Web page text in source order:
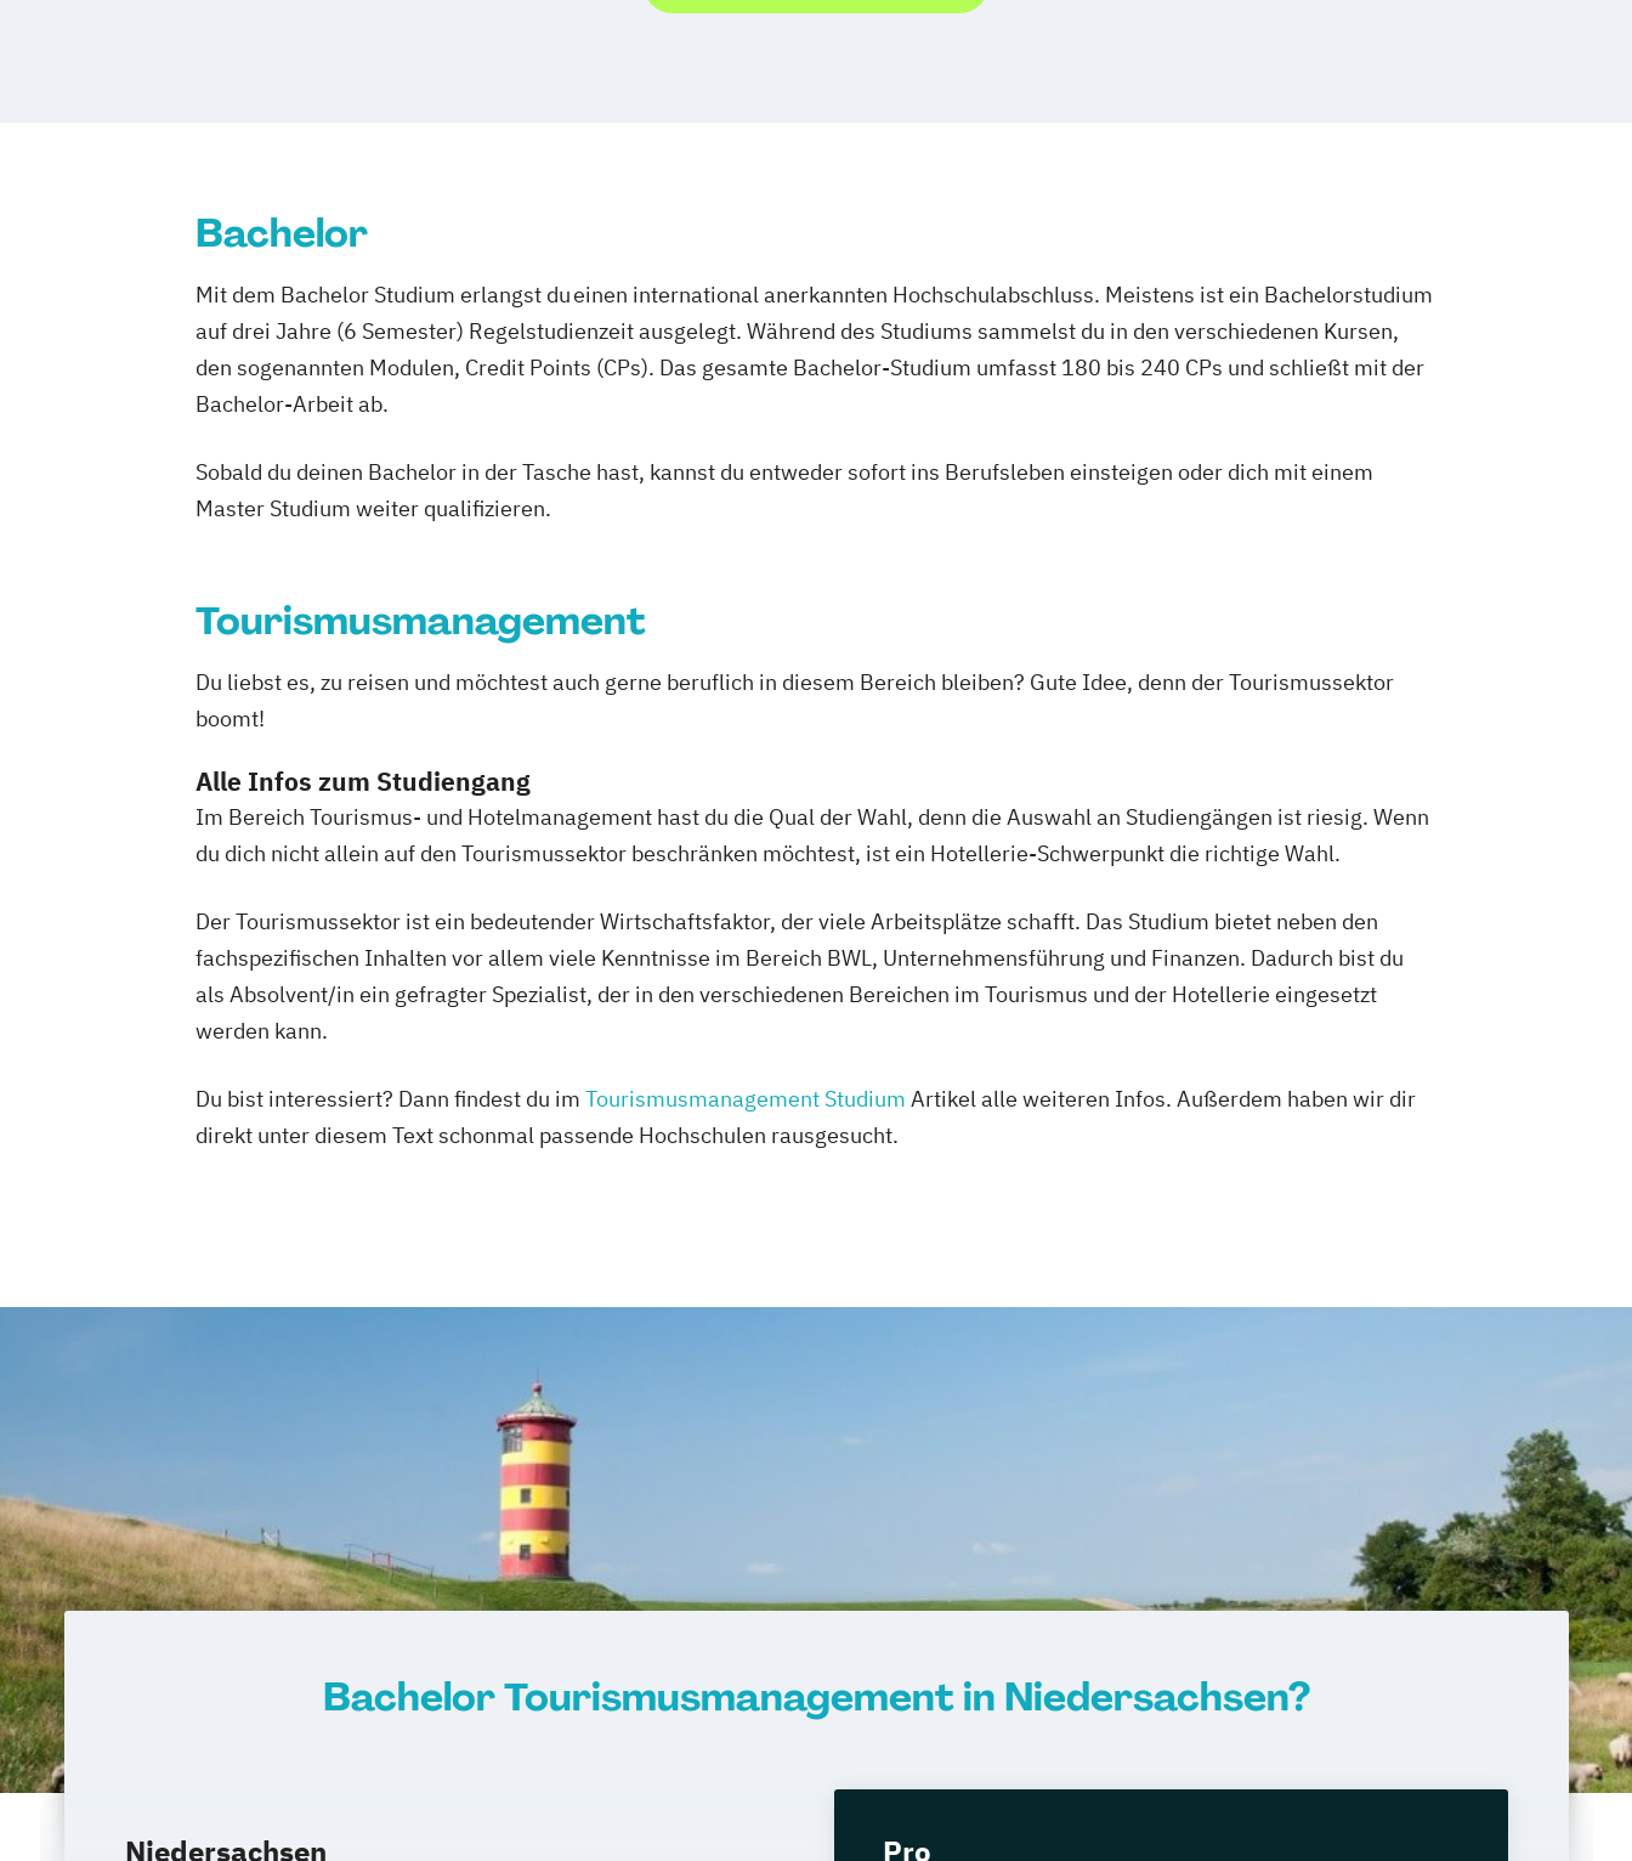
Bachelor
Mit dem Bachelor Studium erlangst du einen international anerkannten Hochschulabschluss. Meistens ist ein Bachelorstudium
auf drei Jahre (6 Semester) Regelstudienzeit ausgelegt. Während des Studiums sammelst du in den verschiedenen Kursen,
den sogenannten Modulen, Credit Points (CPs). Das gesamte Bachelor-Studium umfasst 180 bis 240 CPs und schließt mit der
Bachelor-Arbeit ab.
Sobald du deinen Bachelor in der Tasche hast, kannst du entweder sofort ins Berufsleben einsteigen oder dich mit einem
Master Studium weiter qualifizieren.
Tourismusmanagement
Du liebst es, zu reisen und möchtest auch gerne beruflich in diesem Bereich bleiben? Gute Idee, denn der Tourismussektor
boomt!
Alle Infos zum Studiengang
Im Bereich Tourismus- und Hotelmanagement hast du die Qual der Wahl, denn die Auswahl an Studiengängen ist riesig. Wenn
du dich nicht allein auf den Tourismussektor beschränken möchtest, ist ein Hotellerie-Schwerpunkt die richtige Wahl.
Der Tourismussektor ist ein bedeutender Wirtschaftsfaktor, der viele Arbeitsplätze schafft. Das Studium bietet neben den
fachspezifischen Inhalten vor allem viele Kenntnisse im Bereich BWL, Unternehmensführung und Finanzen. Dadurch bist du
als Absolvent/in ein gefragter Spezialist, der in den verschiedenen Bereichen im Tourismus und der Hotellerie eingesetzt
werden kann.
Du bist interessiert? Dann findest du im Tourismusmanagement Studium Artikel alle weiteren Infos. Außerdem haben wir dir
direkt unter diesem Text schonmal passende Hochschulen rausgesucht.
Bachelor Tourismusmanagement in Niedersachsen?
Niedersachsen Pro